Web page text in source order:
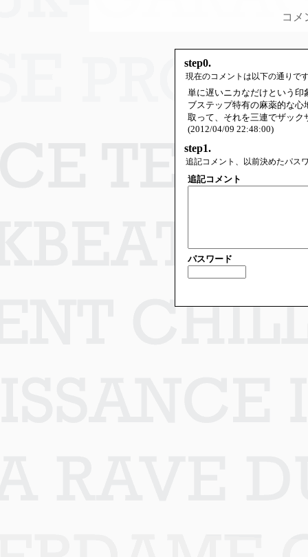
コメ
step0.
現在のコメントは以下の通りで
単に遅いニカなだけという
ブステップ特有の麻薬的な
取って、それを三連でザック
(2012/04/09 22:48:00)
step1.
追記コメント、以前決めたパス
追記コメント
パスワード